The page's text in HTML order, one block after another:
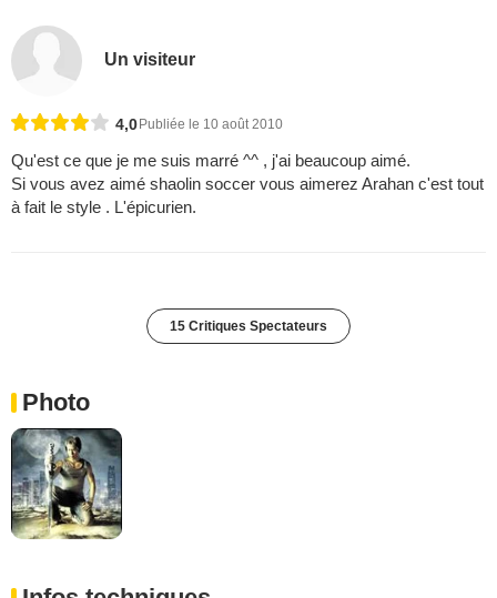
Un visiteur
4,0 Publiée le 10 août 2010
Qu'est ce que je me suis marré ^^ , j'ai beaucoup aimé.
Si vous avez aimé shaolin soccer vous aimerez Arahan c'est tout
à fait le style . L'épicurien.
15 Critiques Spectateurs
Photo